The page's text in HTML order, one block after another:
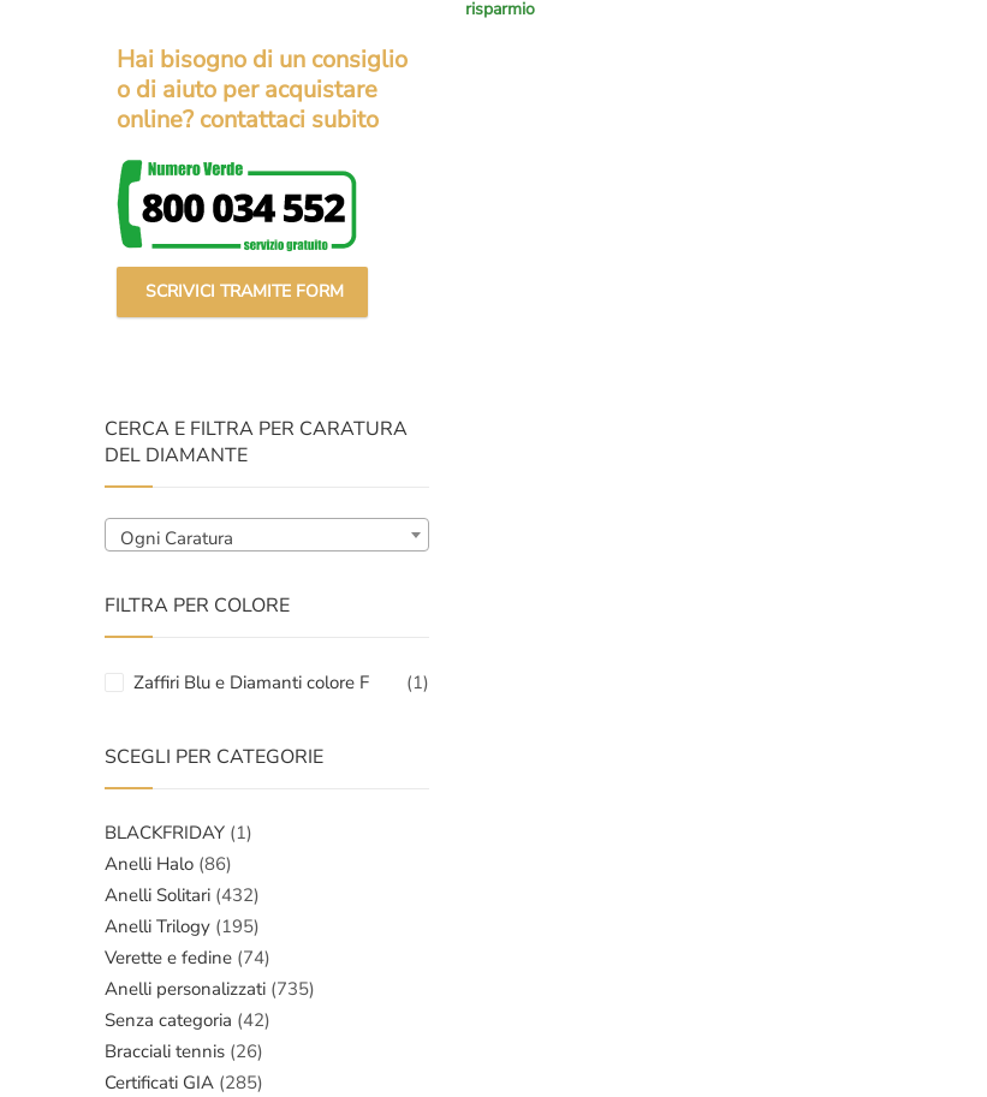
prezzo
prezzo
risparmio
Hai bisogno di un consiglio
o di aiuto per acquistare
online? contattaci subito
SCRIVICI TRAMITE FORM
CERCA E FILTRA PER CARATURA
DEL DIAMANTE
Ogni Caratura
FILTRA PER COLORE
Zaffiri Blu e Diamanti colore F (1)
SCEGLI PER CATEGORIE
BLACKFRIDAY (1)
Anelli Halo (86)
Anelli Solitari (432)
Anelli Trilogy (195)
Verette e fedine (74)
Anelli personalizzati (735)
Senza categoria (42)
Bracciali tennis (26)
Certificati GIA (285)